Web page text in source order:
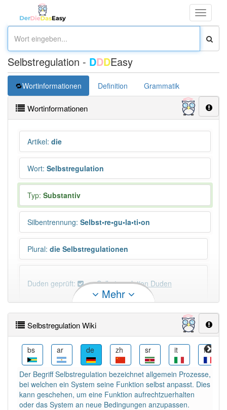
Toggle
Selbstregulation - DDDEasy
Wortinformationen Definition Grammatik
Wortinformationen
Artikel: die
Wort: Selbstregulation
Typ: Substantiv
Silbentrennung: Selbst•re•gu•la•ti•on
Plural: die Selbstregulationen
Duden geprüft: Selbstregulation Duden
×
Wörter, die mit "-ion" enden, haben fast immer
Artikel:die.
DER:21Ausnahmen Beispiele
DIE:2 809
Mehr
Selbstregulation Wiki
bs ar de zh sr it fr
Der Begriff Selbstregulation bezeichnet allgemein Prozesse,
bei welchen ein System seine Funktion selbst anpasst. Dies
kann geschehen, um eine Funktion aufrechtzuerhalten
oder das System an neue Bedingungen anzupassen.